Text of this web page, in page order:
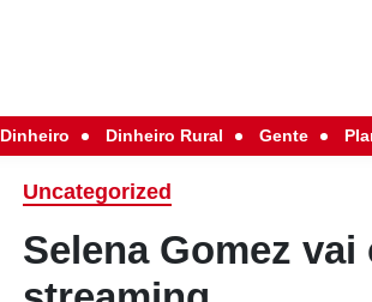
Dinheiro Dinheiro Rural Gente
Uncategorized
Selena Gomez